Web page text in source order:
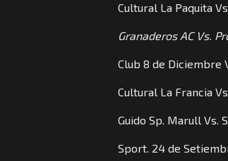
Cultural La Paquita
Granaderos AC Vs.
Club 8 de Diciembre
Cultural La Francia
Guido Sp. Marull Vs.
Sport. 24 de